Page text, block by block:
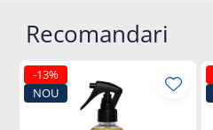
Recomandari
-13%
NOU